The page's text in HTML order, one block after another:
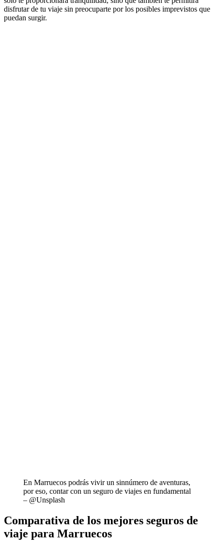
disfrutar de tu viaje sin preocuparte por los posibles imprevistos que
puedan surgir.
En Marruecos podrás vivir un sinnúmero de aventuras,
por eso, contar con un seguro de viajes en fundamental
– @Unsplash
Comparativa de los mejores seguros de
viaje para Marruecos